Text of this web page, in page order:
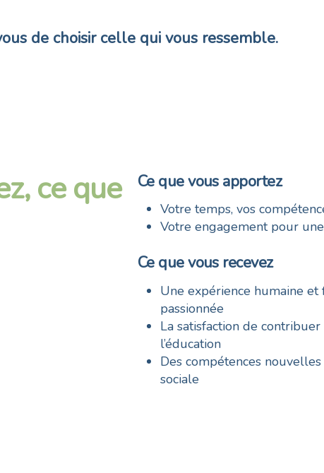
de choisir celle qui vous ressemble.
ce que Ce que vous apportez
Votre temps, vos
Votre engagement pour
Ce que vous recevez
Une expérience humaine et
passionnée
La satisfaction de
l’éducation
Des compétences
sociale